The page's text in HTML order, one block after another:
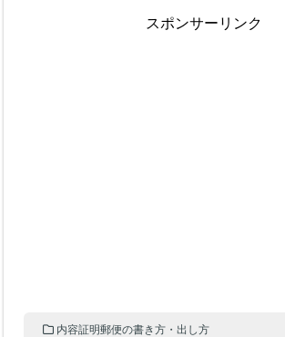
スポンサーリンク
内容証明郵便の書き方・出し方